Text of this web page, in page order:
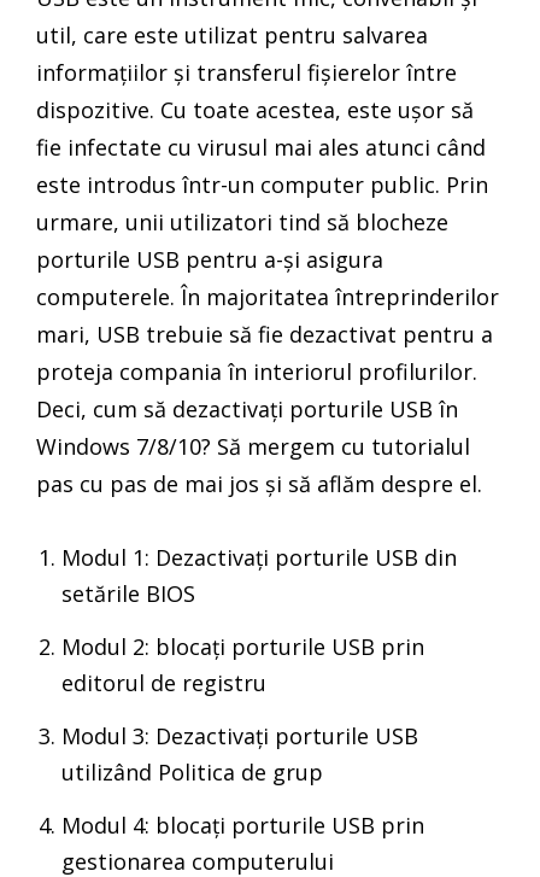
util, care este utilizat pentru salvarea
informațiilor și transferul fișierelor între
dispozitive. Cu toate acestea, este ușor să
fie infectate cu virusul mai ales atunci când
este introdus într-un computer public. Prin
urmare, unii utilizatori tind să blocheze
porturile USB pentru a-și asigura
computerele. În majoritatea întreprinderilor
mari, USB trebuie să fie dezactivat pentru a
proteja compania în interiorul profilurilor.
Deci, cum să dezactivați porturile USB în
Windows 7/8/10? Să mergem cu tutorialul
pas cu pas de mai jos și să aflăm despre el.
Modul 1: Dezactivați porturile USB din
setările BIOS
Modul 2: blocați porturile USB prin
editorul de registru
Modul 3: Dezactivați porturile USB
utilizând Politica de grup
Modul 4: blocați porturile USB prin
gestionarea computerului